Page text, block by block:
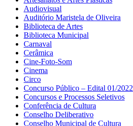
Audiovisual
Auditório Maristela de Oliveira
Biblioteca de Artes
Biblioteca Municipal
Carnaval
Cerâmica
Cine-Foto-Som
Cinema
Circo
Concurso Público – Edital 01/2022
Concursos e Processos Seletivos
Conferência de Cultura
Conselho Deliberativo
Conselho Municipal de Cultura